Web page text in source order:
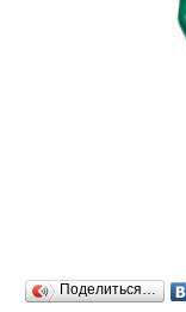
Поделиться…